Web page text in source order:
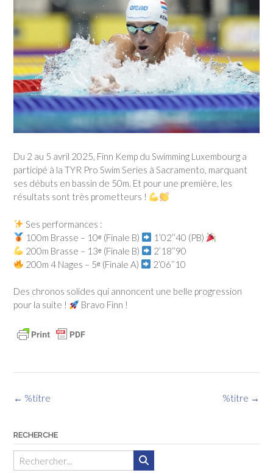
Du 2 au 5 avril 2025, Finn Kemp du Swimming Luxembourg a
participé à la TYR Pro Swim Series à Sacramento, marquant
ses débuts en bassin de 50m. Et pour une première, les
résultats sont très prometteurs !
Ses performances :
100m Brasse – 10ᵉ (Finale B)
1’02’’40 (PB)
200m Brasse – 13ᵉ (Finale B)
2’18’’90
200m 4 Nages – 5ᵉ (Finale A)
2’06’’10
Des chronos solides qui annoncent une belle progression
pour la suite !
Bravo Finn !
Navigation
%titre →
← %titre
RECHERCHE